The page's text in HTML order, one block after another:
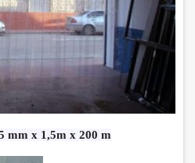
mm x 1,5m x 200 m